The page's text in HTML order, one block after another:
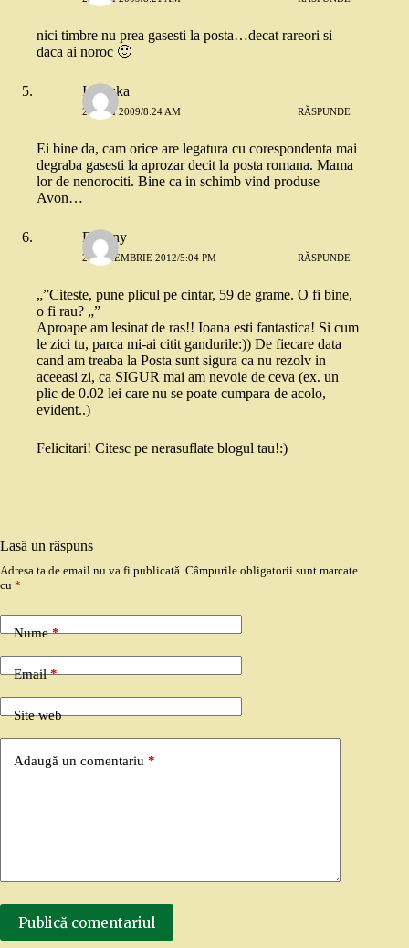
nici timbre nu prea gasesti la posta…decat rareori si
daca ai noroc 🙂
Ionouka
25 MAI 2009/8:24 AM RĂSPUNDE
Ei bine da, cam orice are legatura cu corespondenta mai
degraba gasesti la aprozar decit la posta romana. Mama
lor de nenorociti. Bine ca in schimb vind produse
Avon…
Eugeny
20 NOIEMBRIE 2012/5:04 PM RĂSPUNDE
„”Citeste, pune plicul pe cintar, 59 de grame. O fi bine,
o fi rau? „”
Aproape am lesinat de ras!! Ioana esti fantastica! Si cum
le zici tu, parca mi-ai citit gandurile:)) De fiecare data
cand am treaba la Posta sunt sigura ca nu rezolv in
aceeasi zi, ca SIGUR mai am nevoie de ceva (ex. un
plic de 0.02 lei care nu se poate cumpara de acolo,
evident..)
Felicitari! Citesc pe nerasuflate blogul tau!:)
Lasă un răspuns
Adresa ta de email nu va fi publicată. Câmpurile obligatorii sunt marcate
cu *
Nume*
Email*
Site web
Adaugă un comentariu *
Publică comentariul